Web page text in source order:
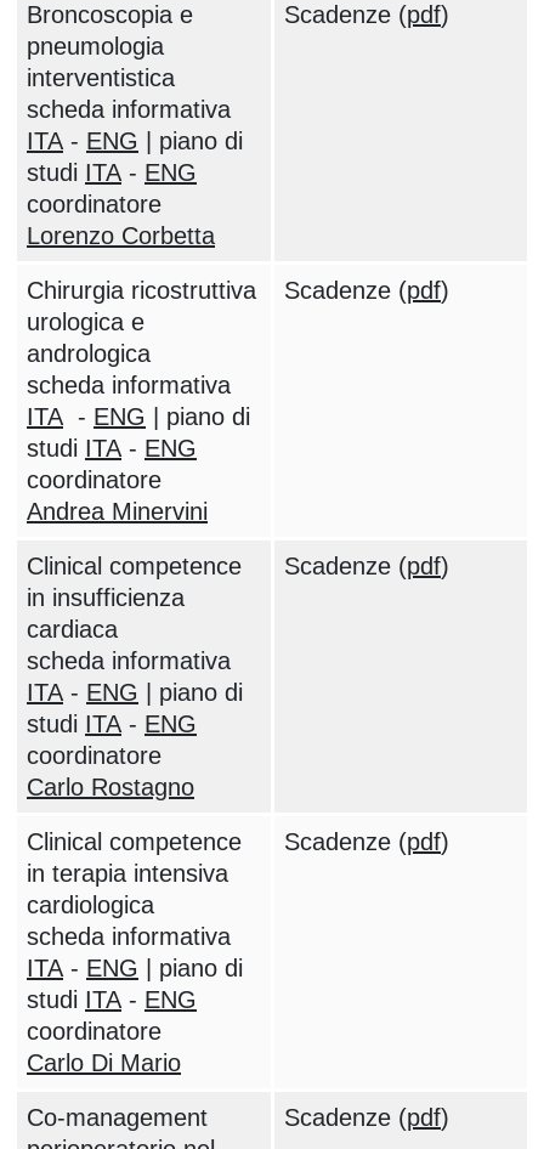
Broncoscopia e
pneumologia
interventistica
scheda informativa
ITA- ENG | piano di
studi ITA- ENG
coordinatore
Lorenzo Corbetta
Scadenze (pdf)
Chirurgia ricostruttiva
urologica e
andrologica
scheda informativa
ITA- ENG | piano di
studi ITA- ENG
coordinatore
Andrea Minervini
Scadenze (pdf)
Clinical competence
in insufficienza
cardiaca
scheda informativa
ITA- ENG | piano di
studi ITA- ENG
coordinatore
Carlo Rostagno
Scadenze (pdf)
Clinical competence
in terapia intensiva
cardiologica
scheda informativa
ITA- ENG | piano di
studi ITA- ENG
coordinatore
Carlo Di Mario
Scadenze (pdf)
Co-management
Scadenze (pdf)